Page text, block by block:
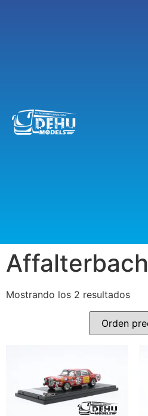
Affalterbach
Mostrando los 2 resultados